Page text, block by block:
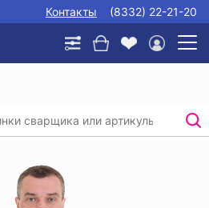
Контакты (8332) 22-21-20
Жилет утепленный